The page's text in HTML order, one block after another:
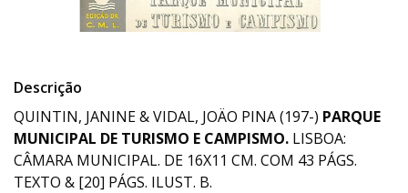
Descrição
QUINTIN, JANINE & VIDAL, JOÄO PINA (197-) PARQUE
MUNICIPAL DE TURISMO E CAMPISMO. LISBOA:
CÂMARA MUNICIPAL. DE 16X11 CM. COM 43 PÁGS.
TEXTO & [20] PÁGS. ILUST. B.